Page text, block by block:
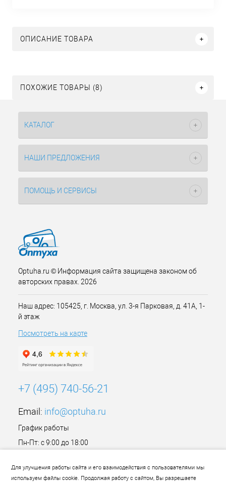
ОПИСАНИЕ ТОВАРА
ПОХОЖИЕ ТОВАРЫ (8)
Для улучшения работы сайта и его взаимодействия с пользователями мы
используем файлы cookie. Продолжая работу с сайтом, Вы разрешаете
КАТАЛОГ
НАШИ ПРЕДЛОЖЕНИЯ
ПОМОЩЬ И СЕРВИСЫ
Optuha.ru © Информация сайта защищена законом об
авторских правах. 2026
Наш адрес: 105425, г. Москва, ул. 3-я Парковая, д. 41А, 1-
й этаж
Посмотреть на карте
+7 (495) 740-56-21
Email: info@optuha.ru
График работы
Пн-Пт: с 9:00 до 18:00